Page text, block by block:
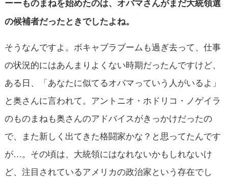
ーーものまねを始めたのは、オバマさんがまだ大統領選
の候補者だったときでしたよね。
そうなんですよ。ボキャブラブームも過ぎ去って、仕事
の状況的にはあんまりよくない時期だったんですけど、
ある日、「あなたに似てるオバマっていう人がいるよ」
と奥さんに言われて。アントニオ・ホドリコ・ノゲイラ
のものまねも奥さんのアドバイスがきっかけだったの
で、また新しく出てきた格闘家かな？と思ってたんです
が…。その頃は、大統領にはなれないかもしれないけ
ど、注目されているアメリカの政治家という存在でし